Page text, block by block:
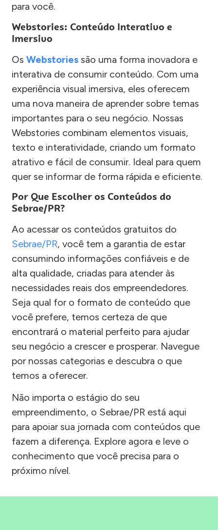
para você.
Webstories: Conteúdo Interativo e
Imersivo
Os Webstories são uma forma inovadora e
interativa de consumir conteúdo. Com uma
experiência visual imersiva, eles oferecem
uma nova maneira de aprender sobre temas
importantes para o seu negócio. Nossas
Webstories combinam elementos visuais,
texto e interatividade, criando um formato
atrativo e fácil de consumir. Ideal para quem
quer se informar de forma rápida e eficiente.
Por Que Escolher os Conteúdos do
Sebrae/PR?
Ao acessar os conteúdos gratuitos do
Sebrae/PR, você tem a garantia de estar
consumindo informações confiáveis e de
alta qualidade, criadas para atender às
necessidades reais dos empreendedores.
Seja qual for o formato de conteúdo que
você prefere, temos certeza de que
encontrará o material perfeito para ajudar
seu negócio a crescer e prosperar. Navegue
por nossas categorias e descubra o que
temos a oferecer.
Não importa o estágio do seu
empreendimento, o Sebrae/PR está aqui
para apoiar sua jornada com conteúdos que
fazem a diferença. Explore agora e leve o
conhecimento que você precisa para o
próximo nível.